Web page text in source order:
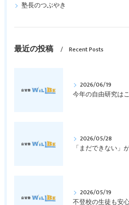
塾長のつぶやき
最近の投稿 Recent Posts
2026/06/19
2026/05/28
2026/05/19